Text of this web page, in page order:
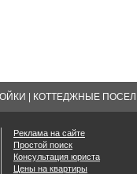
КОТТЕДЖНЫЕ
Реклама на сайте
Простой поиск
Консультация юриста
Цены на квартиры